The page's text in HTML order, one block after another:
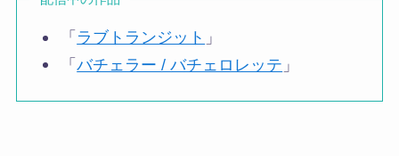
「 ラブトランジット 」
「バチェラー / バチェロレッテ 」